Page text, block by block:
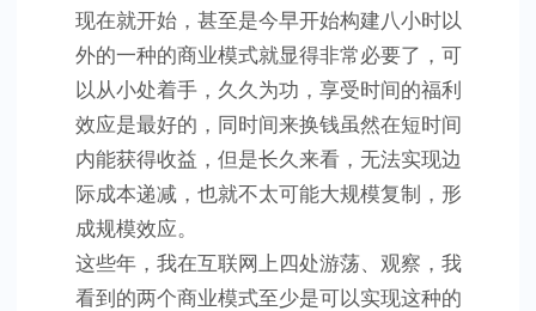
现在就开始，甚至是今早开始构建八小时以
外的一种的商业模式就显得非常必要了，可
以从小处着手，久久为功，享受时间的福利
效应是最好的，同时间来换钱虽然在短时间
内能获得收益，但是长久来看，无法实现边
际成本递减，也就不太可能大规模复制，形
成规模效应。
这些年，我在互联网上四处游荡、观察，我
看到的两个商业模式至少是可以实现这种的